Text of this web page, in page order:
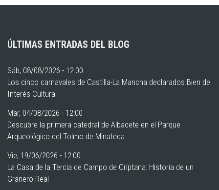
ÚLTIMAS ENTRADAS DEL BLOG
Sáb, 08/08/2026 - 12:00
Los cinco carnavales de Castilla-La Mancha declarados Bien de
Interés Cultural
Mar, 04/08/2026 - 12:00
Descubre la primera catedral de Albacete en el Parque
Arqueológico del Tolmo de Minateda
Vie, 19/06/2026 - 12:00
La Casa de la Tercia de Campo de Criptana: Historia de un
Granero Real